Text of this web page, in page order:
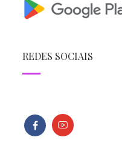
REDES SOCIAIS